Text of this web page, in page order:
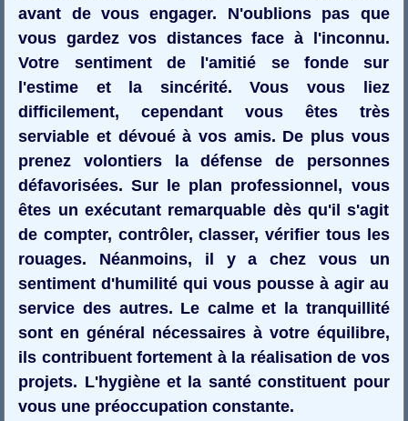
avant de vous engager. N'oublions pas que
vous gardez vos distances face à l'inconnu.
Votre sentiment de l'amitié se fonde sur
l'estime et la sincérité. Vous vous liez
difficilement, cependant vous êtes très
serviable et dévoué à vos amis. De plus vous
prenez volontiers la défense de personnes
défavorisées. Sur le plan professionnel, vous
êtes un exécutant remarquable dès qu'il s'agit
de compter, contrôler, classer, vérifier tous les
rouages. Néanmoins, il y a chez vous un
sentiment d'humilité qui vous pousse à agir au
service des autres. Le calme et la tranquillité
sont en général nécessaires à votre équilibre,
ils contribuent fortement à la réalisation de vos
projets. L'hygiène et la santé constituent pour
vous une préoccupation constante.